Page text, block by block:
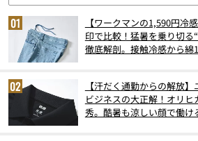
【ワークマンの1,590円冷
印で比較！猛暑を乗り切る
徹底解剖。接触冷感から綿
【汗だく通勤からの解放
ビジネスの大正解！オリ
秀。酷暑も涼しい顔で働け